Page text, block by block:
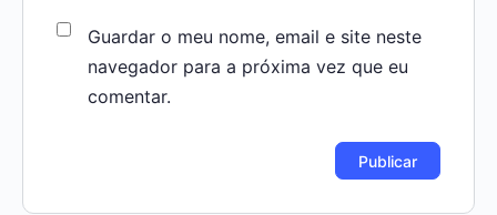
Guardar o meu nome, email e site neste
navegador para a próxima vez que eu
comentar.